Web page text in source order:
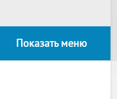
Показать меню